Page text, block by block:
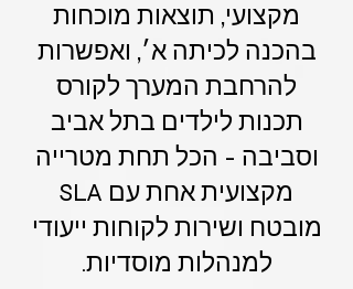
מקצועי, תוצאות מוכחות
בהכנה לכיתה א׳, ואפשרות
להרחבת המערך לקורס
תכנות לילדים בתל אביב
וסביבה - הכל תחת מטרייה
מקצועית אחת עם SLA
מובטח ושירות לקוחות ייעודי
למנהלות מוסדיות.